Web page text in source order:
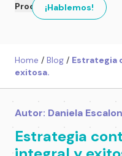
Productos¡Hablemos!
Home / Blog / Estrategia
exitosa.
Autor: Daniela
Estrategia